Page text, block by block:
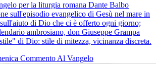
per la liturgia romana Dante Balbo
sull'episodio evangelico di Gesù nel mare in
di Dio che ci è offerto ogni giorno;
ambrosiano, don Giuseppe Grampa
di Dio: stile di mitezza, vicinanza discreta.
Commento Al Vangelo